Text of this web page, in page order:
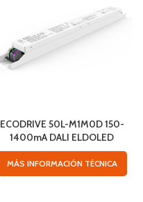
ECODRIVE 50L-M1M0D 150-
1400mA DALI ELDOLED
MÁS INFORMACIÓN TÉCNICA